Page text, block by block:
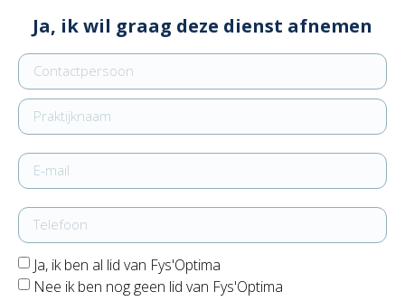
Ja, ik wil graag deze dienst afnemen
Ja, ik ben al lid van Fys'Optima
Nee ik ben nog geen lid van Fys'Optima